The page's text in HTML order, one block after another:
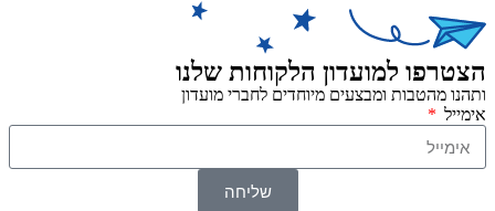
הצטרפו למועדון הלקוחות שלנו
ותהנו מהטבות ומבצעים מיוחדים לחברי מועדון
אימייל
שליחה